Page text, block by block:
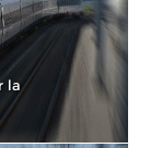
la